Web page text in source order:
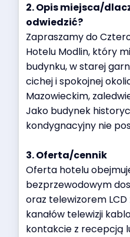
2. Opis miejsca/
odwiedzić?
Zapraszamy do
Hotelu Modlin, który
budynku, w starej
cichej i spokojnej
Mazowieckim,
Jako budynek
kondygnacyjny nie
3. Oferta/cennik
Oferta hotelu
bezprzewodowym
oraz telewizorem
kanałów telewizji
kontakcie z recepcją